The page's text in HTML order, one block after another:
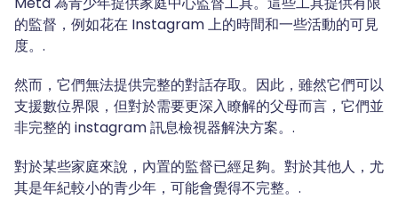
的監督，例如花在 Instagram 上的時間和一些活動的可見
度。.
然而，它們無法提供完整的對話存取。因此，雖然它們可以
支援數位界限，但對於需要更深入瞭解的父母而言，它們並
非完整的 instagram 訊息檢視器解決方案。.
對於某些家庭來說，內置的監督已經足夠。對於其他人，尤
其是年紀較小的青少年，可能會覺得不完整。.